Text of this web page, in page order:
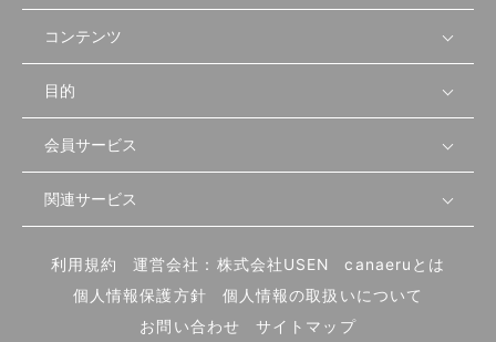
コンテンツ
無料開業相談
セミナー情報
セミナー動画
物件を探す
首都圏
北海道
先輩開業者の声
開業・経営に関する記事
編集ポリシー
業態別の開業方法
目的
店舗運営
物件
内装・設備
食材・仕入れ
会員サービス
会員登録
ログイン
関連サービス
飲食店サクセスガイド（外部サイト）
利用規約 運営会社：株式会社USEN
canaeruとは
個人情報保護方針
個人情報の取扱いについて
お問い合わせ
サイトマップ